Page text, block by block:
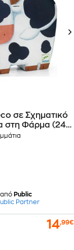
σε Σχηματικό
στη Φάρμα (24
από Public
Partner
14,99€